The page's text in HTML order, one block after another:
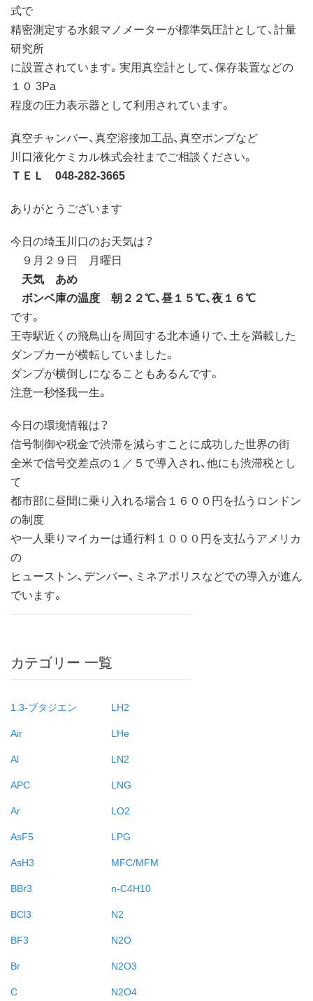
式で
精密測定する水銀マノメーターが標準気圧計として、計量
研究所
に設置されています。実用真空計として、保存装置などの
１０ 3Pa
程度の圧力表示器として利用されています。
真空チャンバー、真空溶接加工品、真空ポンプなど
川口液化ケミカル株式会社までご相談ください。
ＴＥＬ 048-282-3665
ありがとうございます
今日の埼玉川口のお天気は？
９月２９日 月曜日
天気 あめ
ボンベ庫の温度 朝２２℃、昼１５℃、夜１６℃
です。
王寺駅近くの飛鳥山を周回する北本通りで、土を満載した
ダンプカーが横転していました。
ダンプが横倒しになることもあるんです。
注意一秒怪我一生。
今日の環境情報は？
信号制御や税金で渋滞を減らすことに成功した世界の街
全米で信号交差点の１／５で導入され、他にも渋滞税とし
て
都市部に昼間に乗り入れる場合１６００円を払うロンドン
の制度
や一人乗りマイカーは通行料１０００円を支払うアメリカ
の
ヒューストン、デンバー、ミネアポリスなどでの導入が進ん
でいます。
カテゴリー 一覧
1.3-ブタジエン
Air
Al
APC
Ar
AsF5
AsH3
BBr3
BCl3
BF3
Br
C
LH2
LHe
LN2
LNG
LO2
LPG
MFC/MFM
n-C4H10
N2
N2O
N2O3
N2O4